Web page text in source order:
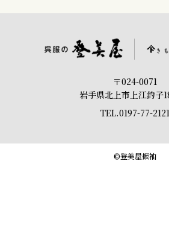
〒024-0071
岩手県北上市上江釣子
TEL.0197-77-2121
©登美屋振袖